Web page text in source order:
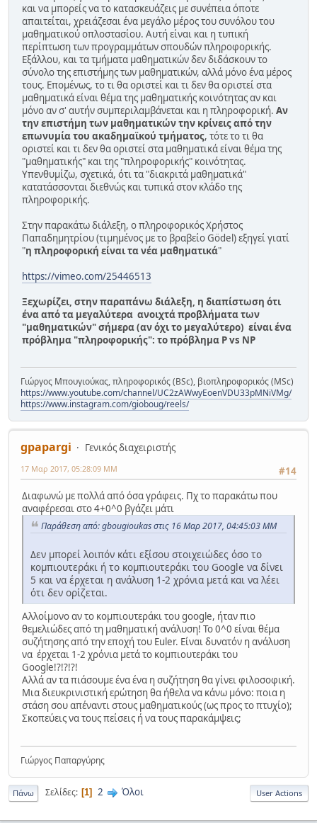
και να μπορείς να το κατασκευάζεις με συνέπεια όποτε
απαιτείται, χρειάζεσαι ένα μεγάλο μέρος του συνόλου του
μαθηματικού οπλοστασίου. Αυτή είναι και η τυπική
περίπτωση των προγραμμάτων σπουδών πληροφορικής.
Εξάλλου, και τα τμήματα μαθηματικών δεν διδάσκουν το
σύνολο της επιστήμης των μαθηματικών, αλλά μόνο ένα μέρος
τους. Επομένως, το τι θα οριστεί και τι δεν θα οριστεί στα
μαθηματικά είναι θέμα της μαθηματικής κοινότητας αν και
μόνο αν σ' αυτήν συμπεριλαμβάνεται και η πληροφορική. Αν
την επιστήμη των μαθηματικών την κρίνεις από την
επωνυμία του ακαδημαϊκού τμήματος, τότε το τι θα
οριστεί και τι δεν θα οριστεί στα μαθηματικά είναι θέμα της
"μαθηματικής" και της "πληροφορικής" κοινότητας.
Υπενθυμίζω, σχετικά, ότι τα "διακριτά μαθηματικά"
κατατάσσονται διεθνώς και τυπικά στον κλάδο της
πληροφορικής.
Στην παρακάτω διάλεξη, ο πληροφορικός Χρήστος
Παπαδημητρίου (τιμημένος με το βραβείο Gödel) εξηγεί γιατί
"η πληροφορική είναι τα νέα μαθηματικά"
https://vimeo.com/25446513
Ξεχωρίζει, στην παραπάνω διάλεξη, η διαπίστωση ότι
ένα από τα μεγαλύτερα ανοιχτά προβλήματα των
"μαθηματικών" σήμερα (αν όχι το μεγαλύτερο) είναι ένα
πρόβλημα "πληροφορικής": το πρόβλημα P vs NP
Γιώργος Μπουγιούκας, πληροφορικός (BSc), βιοπληροφορικός (MSc)
https://www.youtube.com/channel/UC2zAWwyEoenVDU33pMNiVMg/
https://www.instagram.com/gioboug/reels/
gpapargi
Γενικός διαχειριστής
#14
17 Μαρ 2017, 05:28:09 ΜΜ
Διαφωνώ με πολλά από όσα γράφεις. Πχ το παρακάτω που
αναφέρεσαι στο 4+0^0 βγάζει μάτι
Παράθεση από: gbougioukas στις 16 Μαρ 2017, 04:45:03 ΜΜ
Δεν μπορεί λοιπόν κάτι εξίσου στοιχειώδες όσο το
κομπιουτεράκι ή το κομπιουτεράκι του Google να δίνει
5 και να έρχεται η ανάλυση 1-2 χρόνια μετά και να λέει
ότι δεν ορίζεται.
Αλλοίμονο αν το κομπιουτεράκι του google, ήταν πιο
θεμελιώδες από τη μαθηματική ανάλυση! Το 0^0 είναι θέμα
συζήτησης από την εποχή του Euler. Είναι δυνατόν η ανάλυση
να έρχεται 1-2 χρόνια μετά το κομπιουτεράκι του
Google!?!?!?!
Αλλά αν τα πιάσουμε ένα ένα η συζήτηση θα γίνει φιλοσοφική.
Μια διευκρινιστική ερώτηση θα ήθελα να κάνω μόνο: ποια η
στάση σου απέναντι στους μαθηματικούς (ως προς το πτυχίο);
Σκοπεύεις να τους πείσεις ή να τους παρακάμψεις;
Γιώργος Παπαργύρης
Πάνω Σελίδες 1 2 Όλοι User Actions